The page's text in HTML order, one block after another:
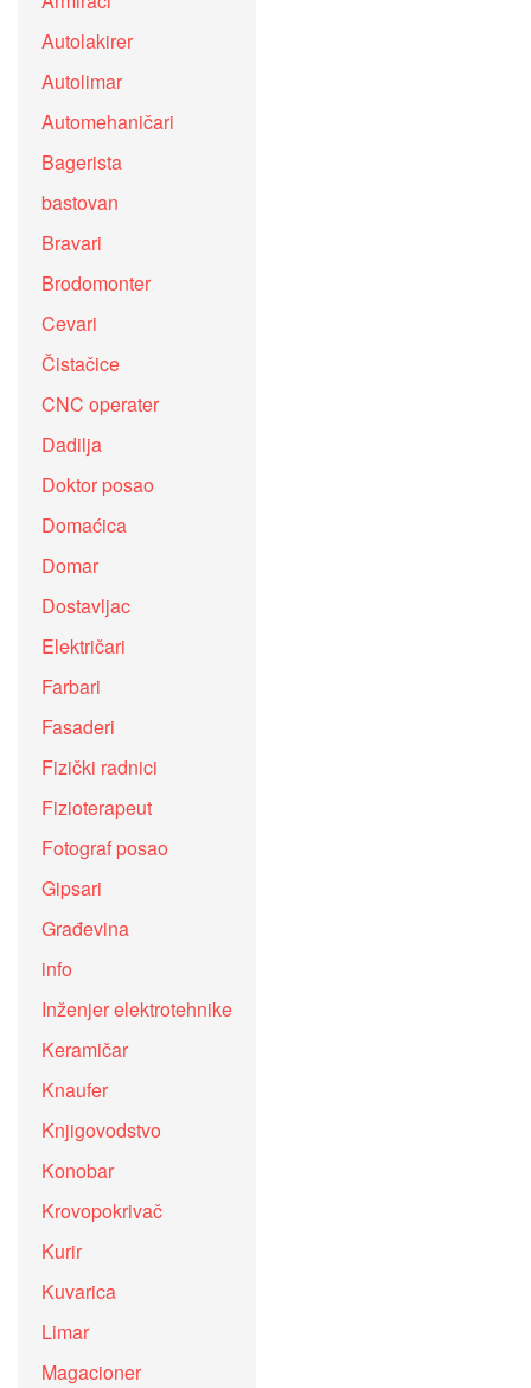
Autolakirer
Autolimar
Automehaničari
Bagerista
bastovan
Bravari
Brodomonter
Cevari
Čistačice
CNC operater
Dadilja
Doktor posao
Domaćica
Domar
Dostavljac
Električari
Farbari
Fasaderi
Fizički radnici
Fizioterapeut
Fotograf posao
Gipsari
Građevina
info
Inženjer elektrotehnike
Keramičar
Knaufer
Knjigovodstvo
Konobar
Krovopokrivač
Kurir
Kuvarica
Limar
Magacioner